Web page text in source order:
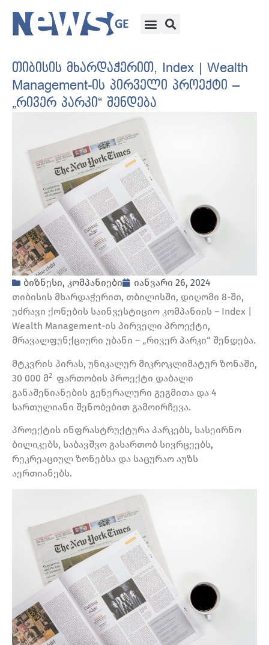
თიბისის მხარდაჭერით, Index | Wealth
Management-ის პირველი პროექტი –
„რივერ პარკი“ შენდება
ბიზნესი, კომპანიები
იანვარი 26, 2024
თიბისის მხარდაჭერით, თბილისში, დიღომი 8-ში,
უძრავი ქონების საინვესტიციო კომპანიის – Index |
Wealth Management-ის პირველი პროექტი,
მრავალფუნქციური უბანი – „რივერ პარკი“ შენდება.
მტკვრის პირას, უნიკალურ მიკროკლიმატურ ზონაში,
30 000 მ2 ფართობის პროექტი დაბალი
განაშენიანების გენერალური გეგმითა და 4
სართულიანი შენობებით გამოირჩევა.
პროექტის ინფრასტრუქტურა პარკებს, სასეირნო
ბილიკებს, საბავშვო გასართობ სივრცეებს,
რეკრეაციულ ზონებსა და საცურაო აუზს
აერთიანებს.